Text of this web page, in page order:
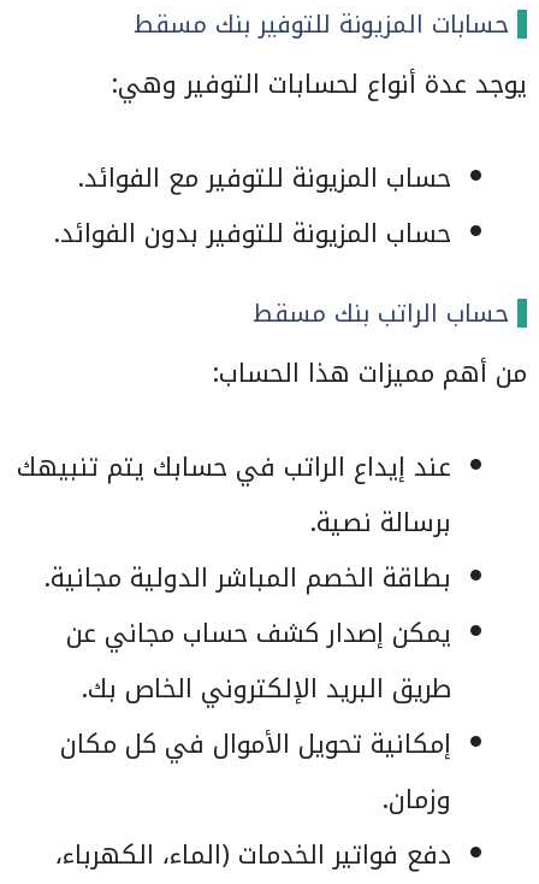
حسابات المزيونة للتوفير بنك مسقط
يوجد عدة أنواع لحسابات التوفير وهي:
حساب المزيونة للتوفير مع الفوائد.
حساب المزيونة للتوفير بدون الفوائد.
حساب الراتب بنك مسقط
من أهم مميزات هذا الحساب:
عند إيداع الراتب في حسابك يتم تنبيهك
برسالة نصية.
بطاقة الخصم المباشر الدولية مجانية.
يمكن إصدار كشف حساب مجاني عن
طريق البريد الإلكتروني الخاص بك.
إمكانية تحويل الأموال في كل مكان
وزمان.​
دفع فواتير الخدمات (الماء، الكهرباء،